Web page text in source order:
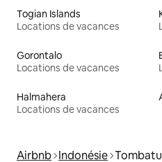
Togian Islands
Locations de vacances
Gorontalo
Locations de vacances
Halmahera
Locations de vacances
Airbnb Indonésie Tombatu